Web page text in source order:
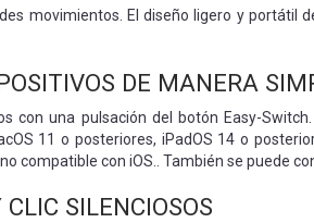
movimientos. El diseño ligero y portátil
DE MANERA
con una pulsación del botón Easy-
11 o posteriores, iPadOS 14 o
compatible con iOS.. También se puede
SILENCIOSOS